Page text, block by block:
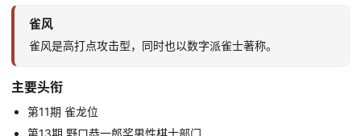
雀风
雀风是高打点攻击型，同时也以数字派雀士著称。
主要头衔
第11期 雀龙位
第13期 野口恭一郎奖男性棋士部门